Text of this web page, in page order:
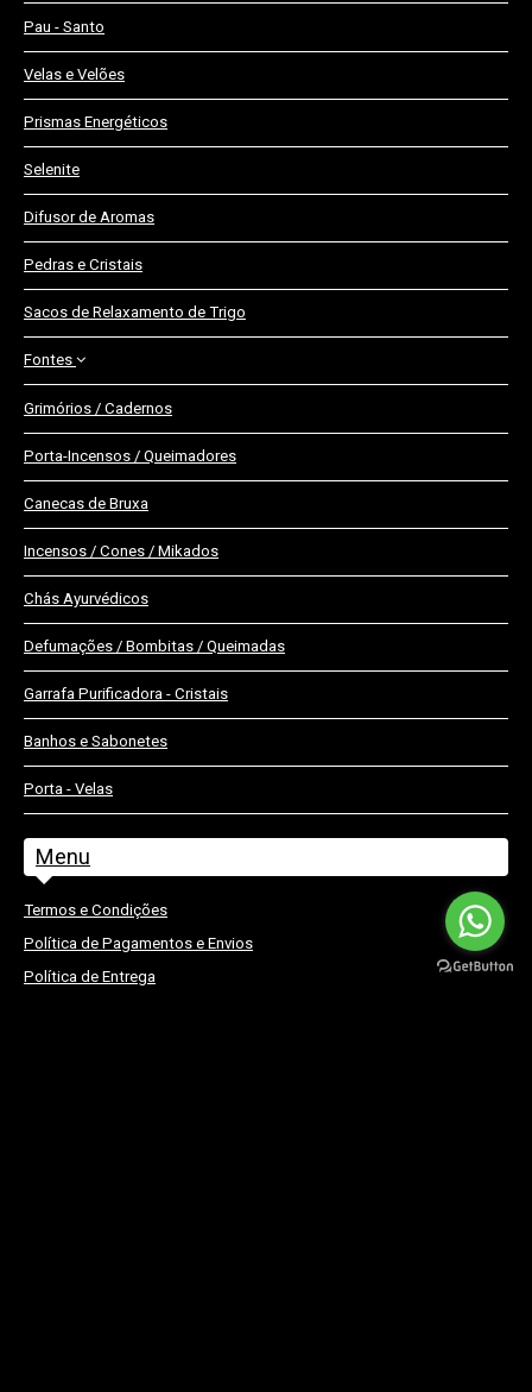
Olho de Boi
Olho de Cabra
Pau - Santo
Velas e Velões
Prismas Energéticos
Selenite
Difusor de Aromas
Pedras e Cristais
Sacos de Relaxamento de Trigo
Fontes
Fontes de Água
Fontes de Fumo
Grimórios / Cadernos
Porta-Incensos / Queimadores
Canecas de Bruxa
Incensos / Cones / Mikados
Chás Ayurvédicos
Defumações / Bombitas / Queimadas
Garrafa Purificadora - Cristais
Banhos e Sabonetes
Porta - Velas
Menu
Termos e Condições
Política de Pagamentos e Envios
Política de Entrega